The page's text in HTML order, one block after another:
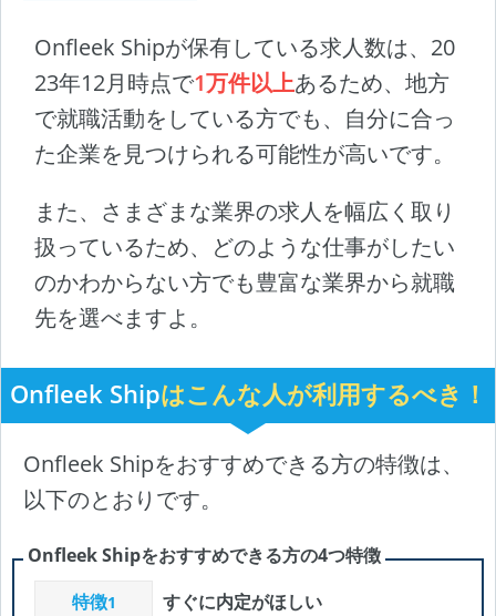
Onfleek Shipが保有している求人数は、20
23年12月時点で1万件以上あるため、地方
で就職活動をしている方でも、自分に合っ
た企業を見つけられる可能性が高いです。
また、さまざまな業界の求人を幅広く取り
扱っているため、どのような仕事がしたい
のかわからない方でも豊富な業界から就職
先を選べますよ。
Onfleek Shipはこんな人が利用するべき！
Onfleek Shipをおすすめできる方の特徴は、
以下のとおりです。
Onfleek Shipをおすすめできる方の4つ特徴
特徴1 すぐに内定がほしい